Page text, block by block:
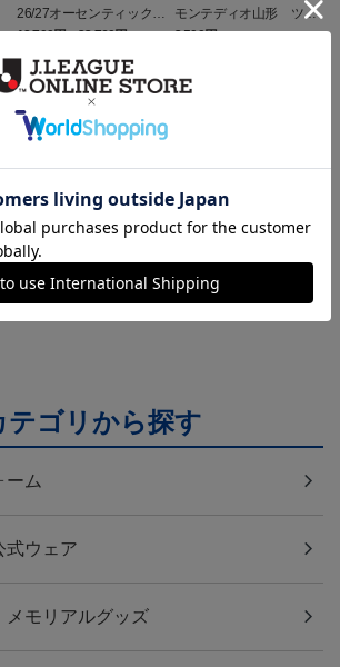
26/27オーセンティックユ
ニフォーム半袖（FP1st）
18,700円～23,760円
モンテディオ山形 ツン
ベアー タオルマフラー
2,500円
スコット「ディーオ」グッズは、サポータ
ン必見！
ディオ山形のすべてのグッズをチェックした
テゴリから探す
ーム
式ウェア
メモリアルグッズ